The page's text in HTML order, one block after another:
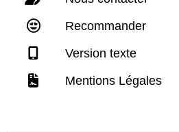
Recommander
Version texte
Mentions Légales